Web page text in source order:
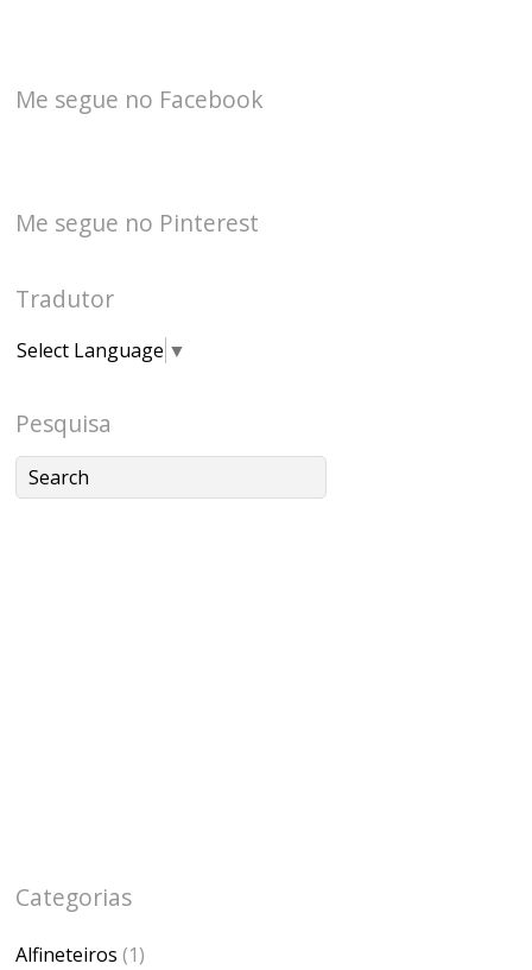
Me segue no Facebook
Me segue no Pinterest
Tradutor
Select Language ▼
Pesquisa
Categorias
Alfineteiros (1)